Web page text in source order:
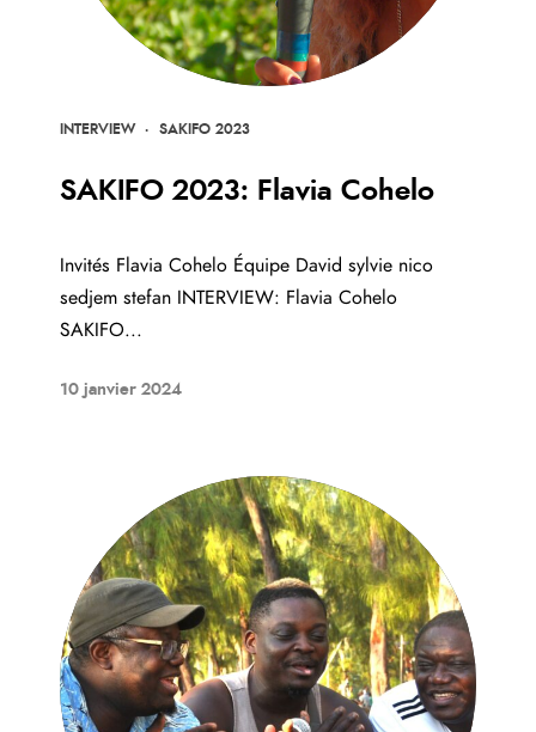
INTERVIEW· SAKIFO 2023
SAKIFO 2023: Flavia Cohelo
Invités Flavia Cohelo Équipe David sylvie nico
sedjem stefan INTERVIEW: Flavia Cohelo
SAKIFO...
10 janvier 2024